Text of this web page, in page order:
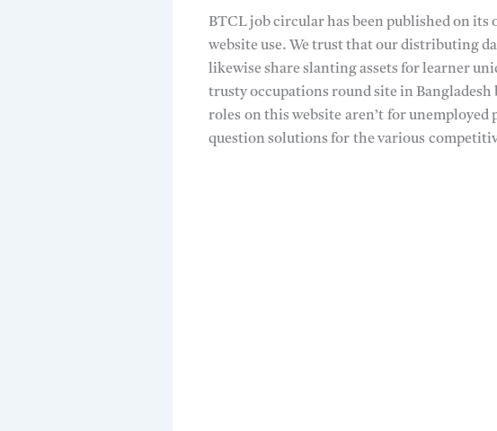
BTCL job circular has been published on
website use. We trust that our distributing
likewise share slanting assets for learner
trusty occupations round site in
roles on this website aren’t for unemployed
question solutions for the various